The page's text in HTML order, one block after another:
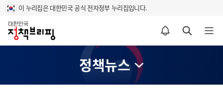
이 누리집은 대한민국 공식 전자정부 누리집입니다.
홈
알림설정 바로가기 검색 바로가기 메뉴 열기
정책뉴스